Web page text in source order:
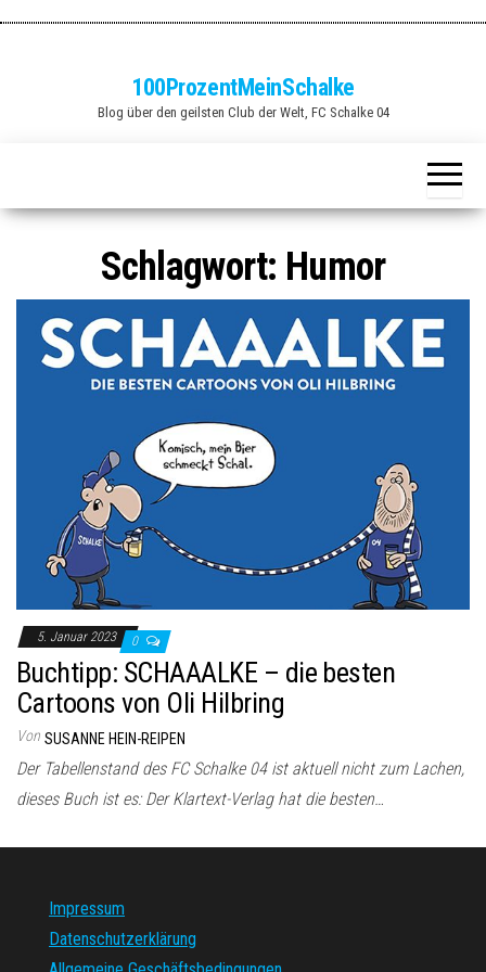
100ProzentMeinSchalke
Blog über den geilsten Club der Welt, FC Schalke 04
Schlagwort: Humor
5. Januar 2023 0
Buchtipp: SCHAAALKE – die besten
Cartoons von Oli Hilbring
Von SUSANNE HEIN-REIPEN
Der Tabellenstand des FC Schalke 04 ist aktuell nicht zum Lachen,
dieses Buch ist es: Der Klartext-Verlag hat die besten…
Impressum
Datenschutzerklärung